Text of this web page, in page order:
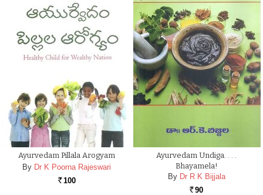
Ayurvedam Pillala Arogyam
By Dr K Poorna Rajeswari
Rs. 100
Ayurvedam Undiga. . . .
Bhayamela!
By Dr R K Bijjala
Rs. 90